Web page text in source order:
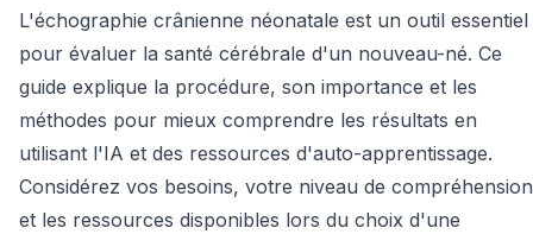
L'échographie crânienne néonatale est un outil essentiel
pour évaluer la santé cérébrale d'un nouveau-né. Ce
guide explique la procédure, son importance et les
méthodes pour mieux comprendre les résultats en
utilisant l'IA et des ressources d'auto-apprentissage.
Considérez vos besoins, votre niveau de compréhension
et les ressources disponibles lors du choix d'une